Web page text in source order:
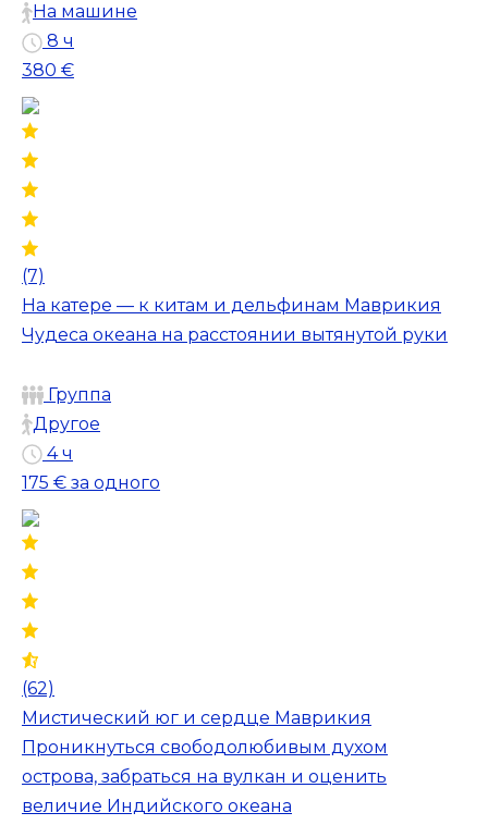
На машине
8 ч
380 €
(7)
На катере — к китам и дельфинам Маврикия
Чудеса океана на расстоянии вытянутой руки
Группа
Другое
4 ч
175 € за одного
(62)
Мистический юг и сердце Маврикия
Проникнуться свободолюбивым духом
острова, забраться на вулкан и оценить
величие Индийского океана